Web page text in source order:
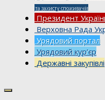
та захисту споживачів
Президент
Верховна Рада
Урядовий портал
Урядовий кур’єр
Державні закупівлі